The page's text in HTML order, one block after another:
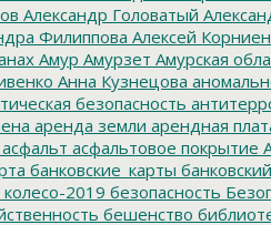
Александр Головатый
Филиппова Алексей
Амур Амурзет Амурская
Анна Кузнецова
безопасность
аренда земли арендная
асфальт асфальтовое покрытие
банковские_карты
2019 безопасность
бешенство